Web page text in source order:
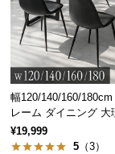
梱
設
置
サ
ー
ビ
に
幅120/140/160/
レーム ダイニング 大
け
¥19,999
5 （3）